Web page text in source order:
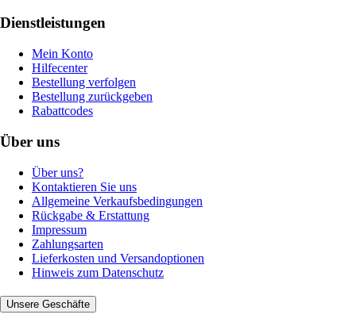
Dienstleistungen
Mein Konto
Hilfecenter
Bestellung verfolgen
Bestellung zurückgeben
Rabattcodes
Über uns
Über uns?
Kontaktieren Sie uns
Allgemeine Verkaufsbedingungen
Rückgabe & Erstattung
Impressum
Zahlungsarten
Lieferkosten und Versandoptionen
Hinweis zum Datenschutz
Unsere Geschäfte